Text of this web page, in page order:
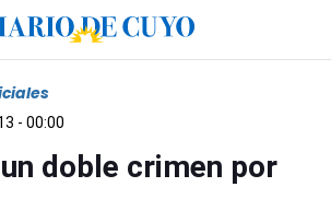
- 00:00
doble crimen por